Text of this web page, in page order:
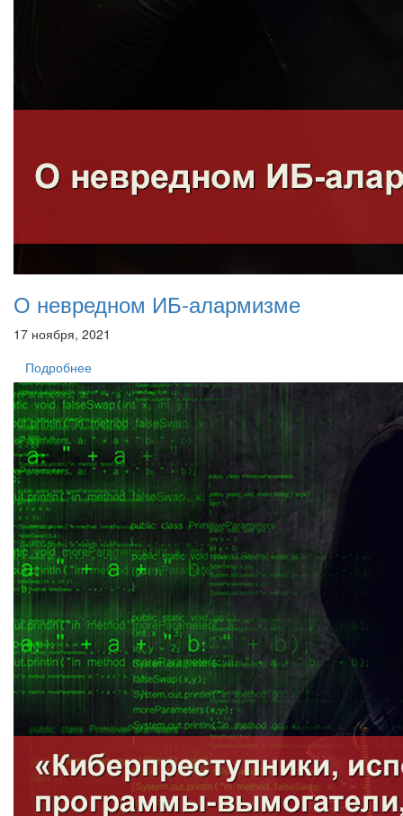
О невредном ИБ-алармизме
17 ноября, 2021
Подробнее